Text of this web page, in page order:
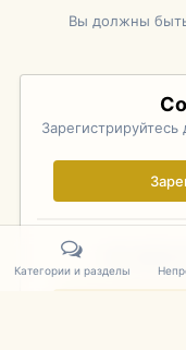
Вы должны быть
Уже
Категории и разделы